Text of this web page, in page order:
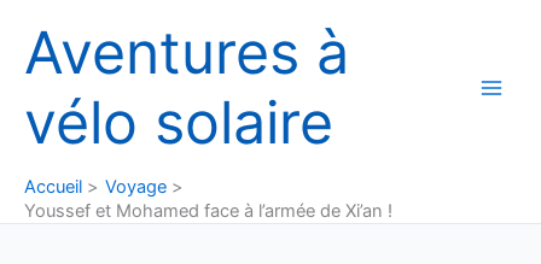
contenu
Aventures à
vélo solaire
Accueil
Voyage
Youssef et Mohamed face à l’armée de Xi’an !